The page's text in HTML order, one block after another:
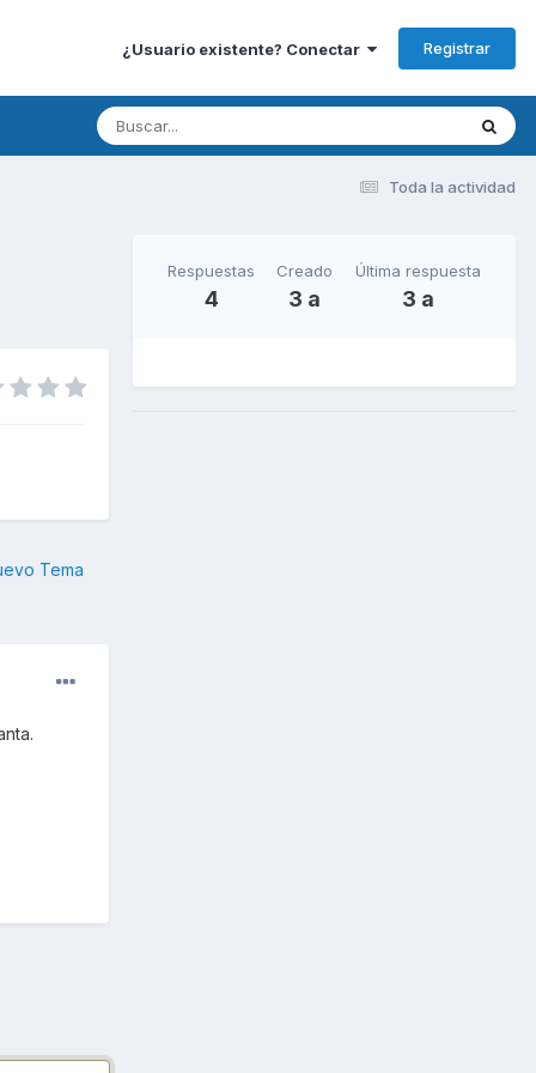
¿Usuario existente? Conectar Registrar
Toda la actividad
Tema
Respuestas
4
Creado
3 a
Última respuesta
3 a